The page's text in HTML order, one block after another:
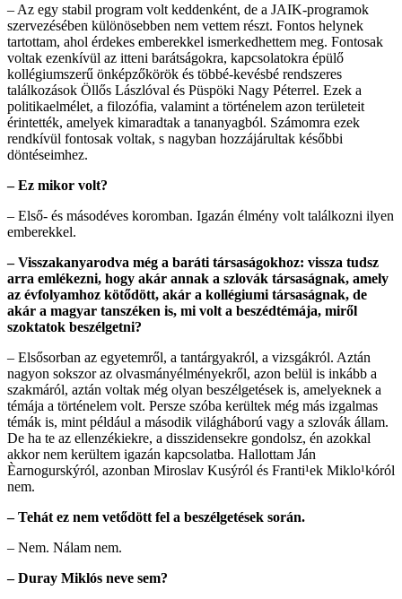
– Az egy stabil program volt keddenként, de a JAIK-programok
szervezésében különösebben nem vettem részt. Fontos helynek
tartottam, ahol érdekes emberekkel ismerkedhettem meg. Fontosak
voltak ezenkívül az itteni barátságokra, kapcsolatokra épülő
kollégiumszerű önképzőkörök és többé-kevésbé rendszeres
találkozások Öllős Lászlóval és Püspöki Nagy Péterrel. Ezek a
politikaelmélet, a filozófia, valamint a történelem azon területeit
érintették, amelyek kimaradtak a tananyagból. Számomra ezek
rendkívül fontosak voltak, s nagyban hozzájárultak későbbi
döntéseimhez.
– Ez mikor volt?
– Első- és másodéves koromban. Igazán élmény volt találkozni ilyen
emberekkel.
– Visszakanyarodva még a baráti társaságokhoz: vissza tudsz
arra emlékezni, hogy akár annak a szlovák társaságnak, amely
az évfolyamhoz kötődött, akár a kollégiumi társaságnak, de
akár a magyar tanszéken is, mi volt a beszédtémája, miről
szoktatok beszélgetni?
– Elsősorban az egyetemről, a tantárgyakról, a vizsgákról. Aztán
nagyon sokszor az olvasmányélményekről, azon belül is inkább a
szakmáról, aztán voltak még olyan beszélgetések is, amelyeknek a
témája a történelem volt. Persze szóba kerültek még más izgalmas
témák is, mint például a második világháború vagy a szlovák állam.
De ha te az ellenzékiekre, a disszidensekre gondolsz, én azokkal
akkor nem kerültem igazán kapcsolatba. Hallottam Ján
Èarnogurskýról, azonban Miroslav Kusýról és Franti¹ek Miklo¹kóról
nem.
– Tehát ez nem vetődött fel a beszélgetések során.
– Nem. Nálam nem.
– Duray Miklós neve sem?